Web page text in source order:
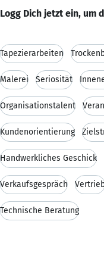
Logg Dich jetzt ein, um
Tapezierarbeiten
Malerei Seriosität
Organisationstalent
Kundenorientierung
Handwerkliches Geschick
Verkaufsgespräch
Technische Beratung